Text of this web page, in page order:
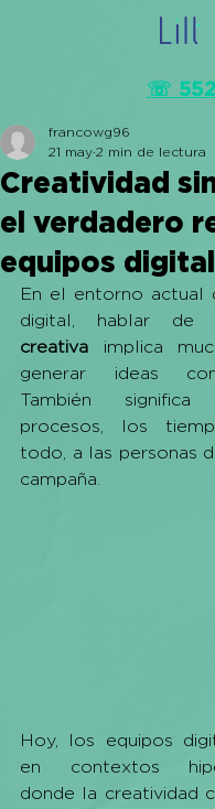
☏
Creatividad
el verdadero
equipos
francowg96
21 may 2 min de lectura
En el entorno actual
digital, hablar de
creativa implica
generar ideas
También
procesos, los
todo, a las personas
campaña.
Hoy, los equipos
en contextos
donde la creatividad